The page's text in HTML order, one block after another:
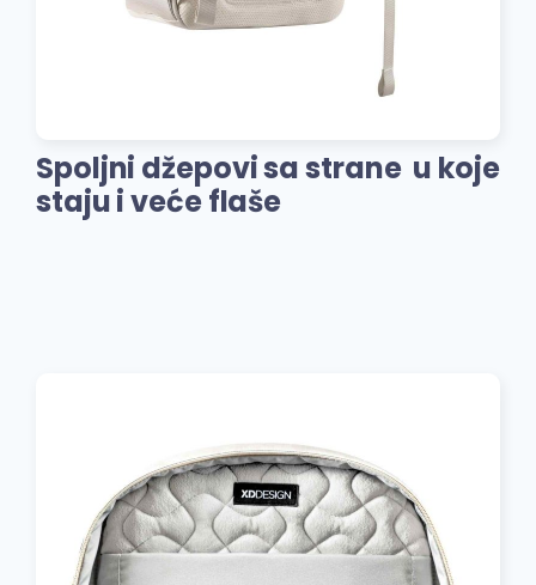
Spoljni džepovi sa strane u koje
staju i veće flaše